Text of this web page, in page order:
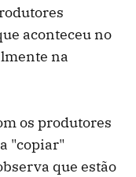
aconteceu no
na
os produtores
"copiar"
que estão